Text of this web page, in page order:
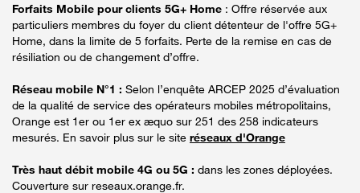
Forfaits Mobile pour clients 5G+ Home : Offre réservée aux
particuliers membres du foyer du client détenteur de l'offre 5G+
Home, dans la limite de 5 forfaits. Perte de la remise en cas de
résiliation ou de changement d’offre.
Réseau mobile N°1 : Selon l’enquête ARCEP 2025 d’évaluation
de la qualité de service des opérateurs mobiles métropolitains,
Orange est 1er ou 1er ex æquo sur 251 des 258 indicateurs
mesurés. En savoir plus sur le site réseaux d'Orange
Très haut débit mobile 4G ou 5G : dans les zones déployées.
Couverture sur reseaux.orange.fr.